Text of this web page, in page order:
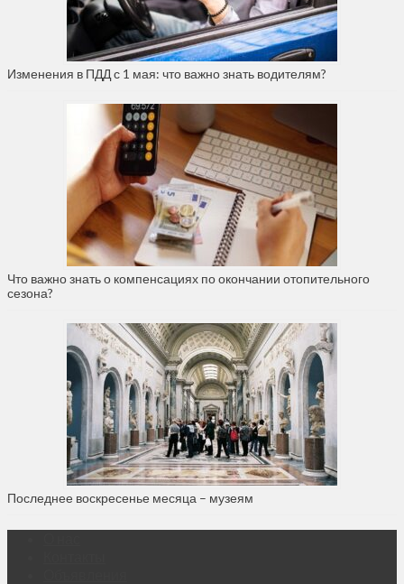
Изменения в ПДД с 1 мая: что важно знать водителям?
Что важно знать о компенсациях по окончании отопительного
сезона?
Последнее воскресенье месяца – музеям